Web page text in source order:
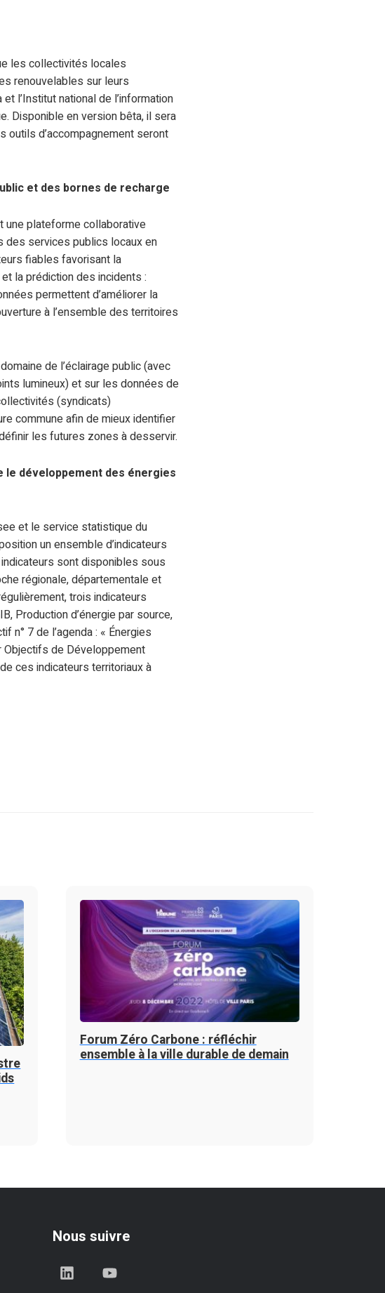
les collectivités locales
renouvelables sur leurs
l’Institut national de l’information
Disponible en version bêta, il sera
outils d’accompagnement seront
et des bornes de recharge
une plateforme collaborative
des services publics locaux en
fiables favorisant la
la prédiction des incidents :
permettent d’améliorer la
à l’ensemble des territoires
de l’éclairage public (avec
lumineux) et sur les données de
(syndicats)
commune afin de mieux identifier
les futures zones à desservir.
développement des énergies
et le service statistique du
un ensemble d’indicateurs
sont disponibles sous
régionale, départementale et
trois indicateurs
Production d’énergie par source,
n° 7 de l’agenda : « Énergies
Objectifs de Développement
ces indicateurs territoriaux à
Forum Zéro Carbone : réfléchir
ensemble à la ville durable de demain
Nous suivre